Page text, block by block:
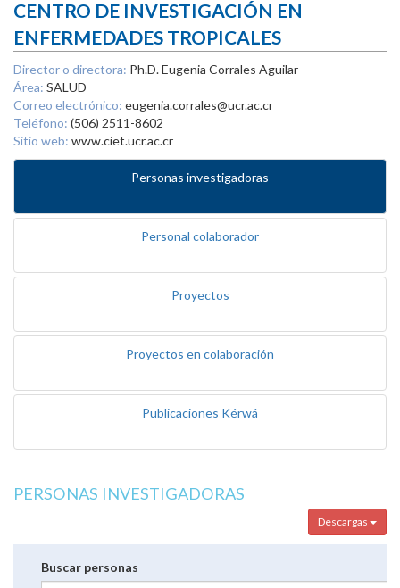
CENTRO DE INVESTIGACIÓN EN
ENFERMEDADES TROPICALES
Director o directora: Ph.D. Eugenia Corrales Aguilar
Área: SALUD
Correo electrónico: eugenia.corrales@ucr.ac.cr
Teléfono: (506) 2511-8602
Sitio web: www.ciet.ucr.ac.cr
Personas investigadoras
Personal colaborador
Proyectos
Proyectos en colaboración
Publicaciones Kérwá
PERSONAS INVESTIGADORAS
Descargas
Buscar personas